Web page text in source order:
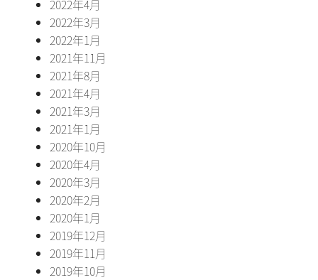
2022年4月
2022年3月
2022年1月
2021年11月
2021年8月
2021年4月
2021年3月
2021年1月
2020年10月
2020年4月
2020年3月
2020年2月
2020年1月
2019年12月
2019年11月
2019年10月